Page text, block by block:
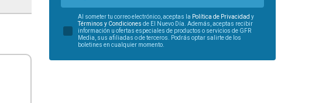
Al someter tu correo electrónico, aceptas la Política de Privacidad y
Términos y Condiciones de El Nuevo Día. Además, aceptas recibir
información u ofertas especiales de productos o servicios de GFR
Media, sus afiliadas o de terceros. Podrás optar salirte de los
boletines en cualquier momento.